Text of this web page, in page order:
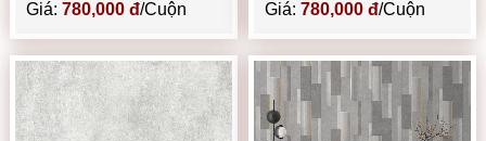
Giá:780,000 đ/Cuộn Giá: 780,000 đ/Cuộn